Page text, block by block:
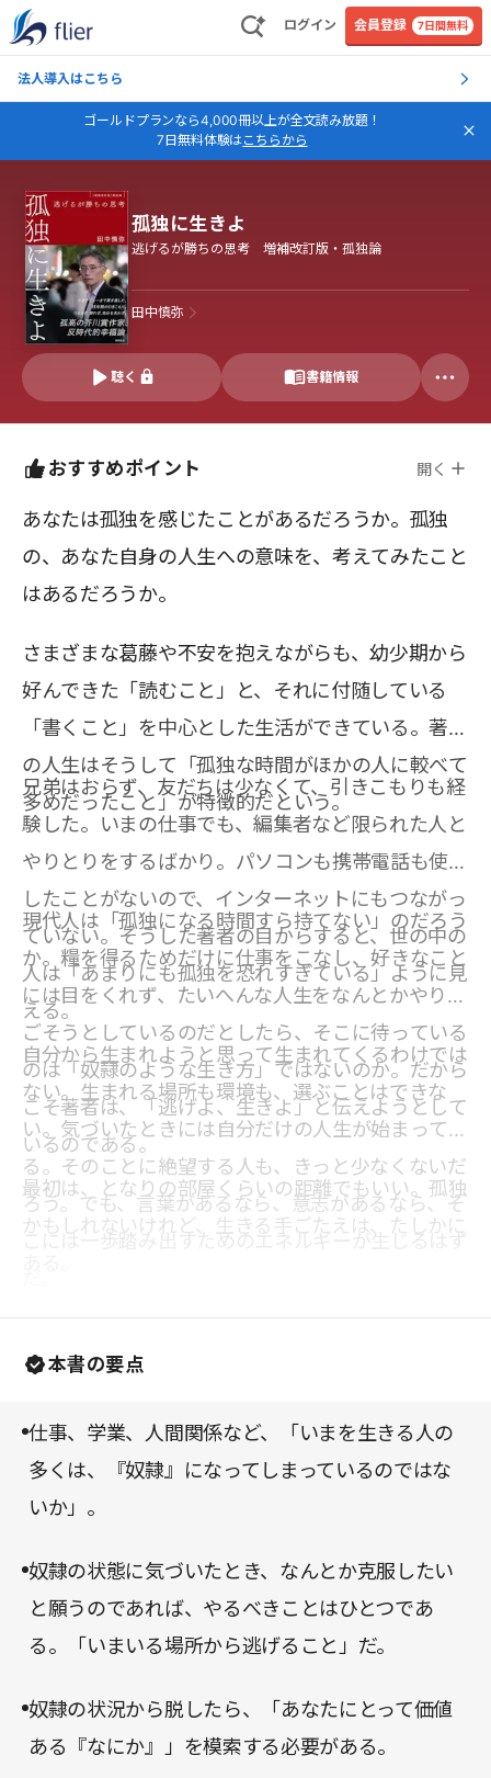
ログイン 会員登録 7日間無料
法人導入はこちら
ゴールドプランなら4,000冊以上が全文読み放題！
7日無料体験はこちらから
孤独に生きよ
逃げるが勝ちの思考 増補改訂版・孤独論
田中慎弥
聴く 書籍情報
おすすめポイント 開く
あなたは孤独を感じたことがあるだろうか。孤独
の、あなた自身の人生への意味を、考えてみたこと
はあるだろうか。
さまざまな葛藤や不安を抱えながらも、幼少期から
好んできた「読むこと」と、それに付随している
「書くこと」を中心とした生活ができている。著者
の人生はそうして「孤独な時間がほかの人に較べて
多めだったこと」が特徴的だという。
兄弟はおらず、友だちは少なくて、引きこもりも経
験した。いまの仕事でも、編集者など限られた人と
やりとりをするばかり。パソコンも携帯電話も使用
したことがないので、インターネットにもつながっ
ていない。そうした著者の目からすると、世の中の
人は「あまりにも孤独を恐れすぎている」ように見
える。
現代人は「孤独になる時間すら持てない」のだろう
か。糧を得るためだけに仕事をこなし、好きなこと
には目をくれず、たいへんな人生をなんとかやり過
ごそうとしているのだとしたら、そこに待っている
のは「奴隷のような生き方」ではないのか。だから
こそ著者は、「逃げよ、生きよ」と伝えようとして
いるのである。
自分から生まれようと思って生まれてくるわけでは
ない。生まれる場所も環境も、選ぶことはできな
い。気づいたときには自分だけの人生が始まってい
る。そのことに絶望する人も、きっと少なくないだ
ろう。でも、言葉があるなら、意志があるなら、そ
こには一歩踏み出すためのエネルギーが生じるはず
最初は、となりの部屋くらいの距離でもいい。孤独
かもしれないけれど、生きる手ごたえは、たしかに
本書の要点
仕事、学業、人間関係など、「いまを生きる人の
多くは、『奴隷』になってしまっているのではな
いか」。
奴隷の状態に気づいたとき、なんとか克服したい
と願うのであれば、やるべきことはひとつであ
る。「いまいる場所から逃げること」だ。
奴隷の状況から脱したら、「あなたにとって価値
ある『なにか』」を模索する必要がある。